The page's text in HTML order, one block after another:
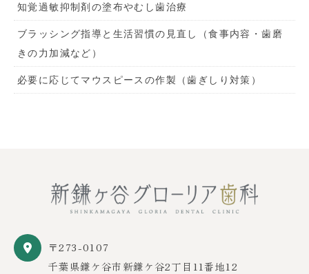
知覚過敏抑制剤の塗布やむし歯治療
ブラッシング指導と生活習慣の見直し（食事内容・歯磨
きの力加減など）
必要に応じてマウスピースの作製（歯ぎしり対策）
〒273-0107
千葉県鎌ケ谷市新鎌ケ谷2丁目11番地12